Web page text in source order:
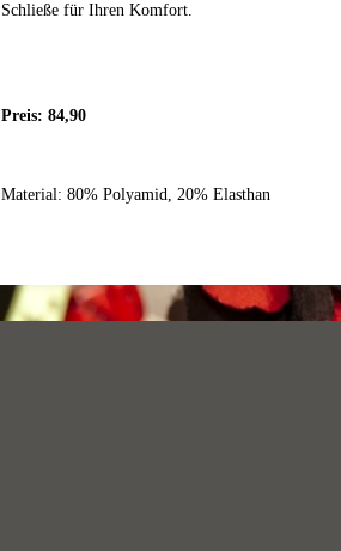
Schließe für Ihren Komfort.
Preis: 84,90
Material: 80% Polyamid, 20% Elasthan